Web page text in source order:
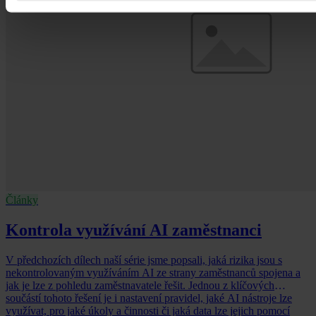
Články
Kontrola využívání AI zaměstnanci
V předchozích dílech naší série jsme popsali, jaká rizika jsou s
nekontrolovaným využíváním AI ze strany zaměstnanců spojena a
jak je lze z pohledu zaměstnavatele řešit. Jednou z klíčových
součástí tohoto řešení je i nastavení pravidel, jaké AI nástroje lze
využívat, pro jaké úkoly a činnosti či jaká data lze jejich pomocí